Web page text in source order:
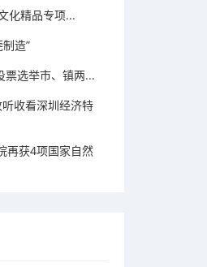
化精品专项...
造”
票选举市、镇两...
收看深圳经济特
再获4项国家自然